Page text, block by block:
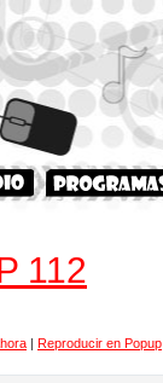
112
| Reproducir en Popup